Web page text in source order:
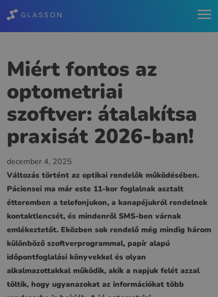
Miért fontos az
optometriai
szoftver: átalakítsa
praxisát 2026-ban!
december 4, 2025
Változás történt az optikai rendelők működésében.
Páciensei ma már este 11-kor foglalnak asztalt
étteremben a telefonjukon, a kanapéjukról rendelnek
kontaktlencsét, és mindenről SMS-ben várnak
emlékeztetőt. Eközben sok rendelő még mindig három
különböző szoftverprogrammal, papír alapú
időpontfoglalási könyvekkel és olyan
alkalmazottakkal működik, akik a napjuk felét azzal
töltik, hogy ugyanazokat az információkat több